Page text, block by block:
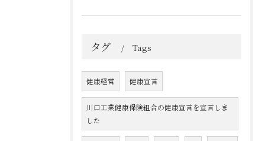
タグ Tags
健康経営 健康宣言
川口工業健康保険組合の健康宣言を宣言しま
した